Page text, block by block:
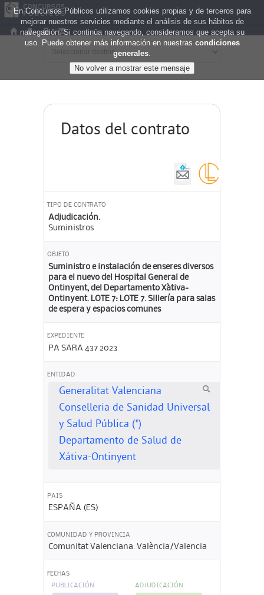
Datos del contrato
TIPO DE CONTRATO
Adjudicación.
Suministros
OBJETO
Suministro e instalación de enseres diversos
para el nuevo del Hospital General de
Ontinyent, del Departamento Xàtiva-
Ontinyent. LOTE 7: LOTE 7. Sillería para salas
de espera y espacios comunes
EXPEDIENTE
PA SARA 437 2023
ENTIDAD
Generalitat Valenciana
Conselleria de Sanidad Universal
y Salud Pública (*)
Departamento de Salud de
Xátiva-Ontinyent
PAIS
ESPAÑA (ES)
COMUNIDAD Y PROVINCIA
Comunitat Valenciana. València/Valencia
FECHAS
PUBLICACIÓN ADJUDICACIÓN
En Concursos Públicos utilizamos cookies propias y de terceros para
mejorar nuestros servicios mediante el análisis de sus hábitos de
navegación. Si continúa navegando, consideramos que acepta su
uso. Puede obtener más información en nuestras condiciones
generales.